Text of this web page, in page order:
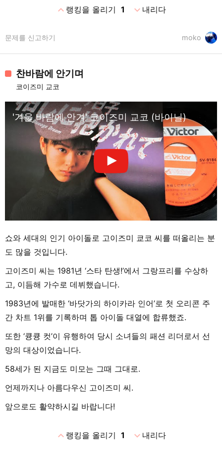
expand_less랭킹을 올리기 1 expand_more내리다
moko
문제를 신고하기
찬바람에 안기며
코이즈미 교코
'겨울 바람에 안겨' 코이즈미 교코 (바이닐)
쇼와 세대의 인기 아이돌로 고이즈미 쿄코 씨를 떠올리는 분
도 많을 것입니다.
고이즈미 씨는 1981년 ‘스타 탄생!’에서 그랑프리를 수상하
고, 이듬해 가수로 데뷔했습니다.
1983년에 발매한 ‘바닷가의 하이카라 인어’로 첫 오리콘 주
간 차트 1위를 기록하며 톱 아이돌 대열에 합류했죠.
또한 ‘큥큥 컷’이 유행하여 당시 소녀들의 패션 리더로서 선
망의 대상이었습니다.
58세가 된 지금도 미모는 그때 그대로.
언제까지나 아름다우신 고이즈미 씨.
앞으로도 활약하시길 바랍니다!
expand_less랭킹을 올리기 1 expand_more내리다